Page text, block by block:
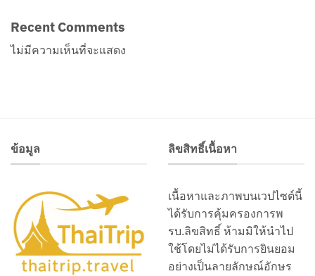
Recent Comments
ไม่มีความเห็นที่จะแสดง
ข้อมูล ลิขสิทธิ์เนื้อหา
เนื้อหาและภาพบนเวปไซต์นี้
ได้รับการคุ้มครองการพ
รบ.ลิขสิทธิ์ ห้ามมิให้นำไป
ใช้โดยไม่ได้รับการยินยอม
อย่างเป็นลายลักษณ์อักษร